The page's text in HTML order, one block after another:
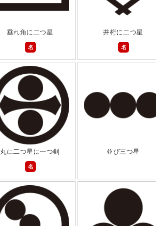
垂れ角に二つ星
名
井桁に二つ星
名
丸に二つ星に一つ剣
名
並び三つ星